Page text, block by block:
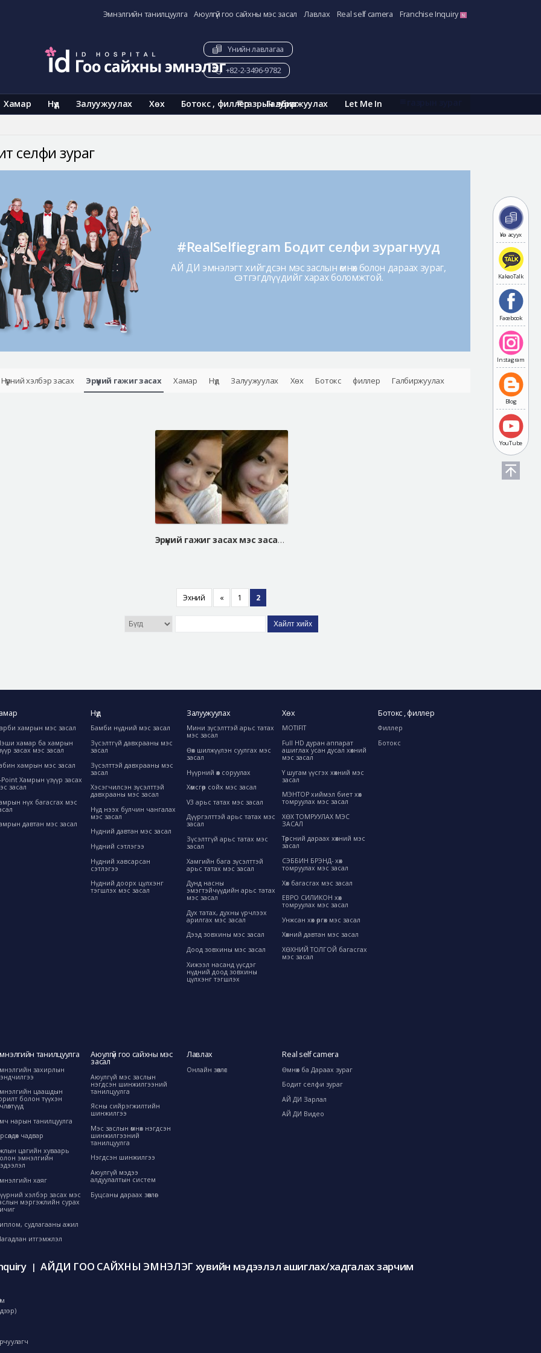
Эмнэлгийн танилцуулга Аюулгүй гоо сайхны мэс засал Лавлах Real self camera Franchise Inquiry
Хамар Нүд Залуужуулах Хөх Ботокс , филлер Галбиржуулах Let Me In
газрын зураг
Үнийн лавлагаа
+82-2-3496-9782
Үнэ асуух
KakaoTalk
Facebook
Instagram
Blog
YouTube
селфи зураг
#RealSelfiegram Бодит селфи зурагнууд
АЙ ДИ эмнэлэгт хийгдсэн мэс заслын өмнөх болон дараах зураг,
сэтгэгдлүүдийг харах боломжтой.
Нүүрний хэлбэр засах Эрүүний гажиг засах Хамар Нүд Залуужуулах Хөх Ботокс филлер Галбиржуулах
Эрүүний гажиг засах мэс засалд орох гэж байгаа бүх хүний санаа зовнидог зүйл адилхан байх . Тэр бол .......
Эхний « 1 2
Хайлт хийх
хамрын мэс засал
хамар ба хамрын
засах мэс засал
хамрын мэс засал
Point Хамрын үзүүр засах
засал
нүх багасгах мэс
давтан мэс засал
Нүд
Бамби нүдний мэс засал
Зүсэлтгүй давхрааны мэс
засал
Зүсэлттэй давхрааны мэс
засал
Хэсэгчилсэн зүсэлттэй
давхрааны мэс засал
Нүд нээх булчин чангалах
мэс засал
Нүдний давтан мэс засал
Нүдний сэтлэгээ
Нүдний хавсарсан
сэтлэгээ
Нүдний доорх цүлхэнг
тэгшлэх мэс засал
Залуужуулах
Мини зүсэлттэй арьс татах
мэс засал
Өөх шилжүүлэн суулгах мэс
засал
Нүүрний өөх соруулах
Хөмсгөөр сойх мэс засал
V3 арьс татах мэс засал
Дүүргэлттэй арьс татах мэс
засал
Зүсэлтгүй арьс татах мэс
засал
Хамгийн бага зүсэлттэй
арьс татах мэс засал
Дунд насны
эмэгтэйчүүдийн арьс татах
мэс засал
Дух татах, духны үрчлээх
арилгах мэс засал
Дээд зовхины мэс засал
Доод зовхины мэс засал
Хижээл насанд үүсдэг
нүдний доод зовхины
цүлхэнг тэгшлэх
Хөх
MOTIFIT
Full HD дуран аппарат
ашиглах усан дусал хөхний
мэс засал
Y шугам үүсгэх хөхний мэс
засал
МЭНТОР хиймэл биет хөх
томруулах мэс засал
ХӨХ ТОМРУУЛАХ МЭС
ЗАСАЛ
Төрсний дараах хөхний мэс
засал
СЭББИН БРЭНД- хөх
томруулах мэс засал
Хөх багасгах мэс засал
ЕВРО СИЛИКОН хөх
томруулах мэс засал
Унжсан хөх өргөх мэс засал
Хөхний давтан мэс засал
ХӨХНИЙ ТОЛГОЙ багасгах
мэс засал
Ботокс , филлер
Филлер
Ботокс
танилцуулга
захирлын
цаашдын
болон түүхэн
нарын танилцуулга
чадвар
цагийн хуваарь
эмнэлгийн
хаяг
хэлбэр засах мэс
мэргэжлийн сурах
судлагааны ажил
итгэмжлэл
Аюулгүй гоо сайхны мэс
засал
Аюулгүй мэс заслын
нэгдсэн шинжилгээний
танилцуулга
Ясны сийрэгжилтийн
шинжилгээ
Мэс заслын өмнөх нэгдсэн
шинжилгээний
танилцуулга
Нэгдсэн шинжилгээ
Аюулгүй мэдээ
алдуулалтын систем
Буцсаны дараах зөвлөгөө
Лавлах
Онлайн зөвлөгөө
Real self camera
Өмнөх ба Дараах зураг
Бодит селфи зураг
АЙ ДИ Зарлал
АЙ ДИ Видео
| АЙДИ ГОО САЙХНЫ ЭМНЭЛЭГ хувийн мэдээлэл ашиглах/хадгалах зарчим